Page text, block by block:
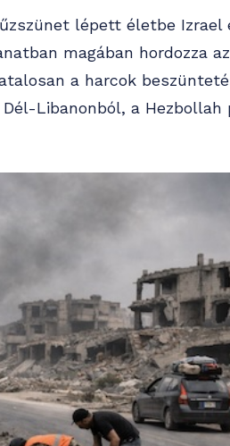
lépett életbe Izrael
magában hordozza
a harcok
Libanonból, a Hezbollah